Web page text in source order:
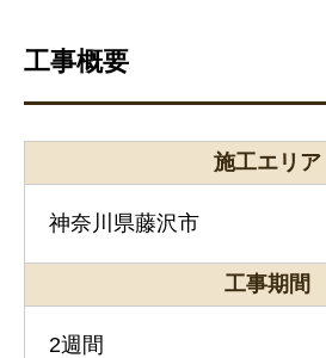
工事概要
施工エリア
神奈川県藤沢市
工事期間
2週間